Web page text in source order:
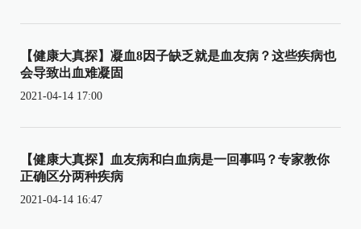
【健康大真探】凝血8因子缺乏就是血友病？这些疾病也
会导致出血难凝固
2021-04-14 17:00
【健康大真探】血友病和白血病是一回事吗？专家教你
正确区分两种疾病
2021-04-14 16:47